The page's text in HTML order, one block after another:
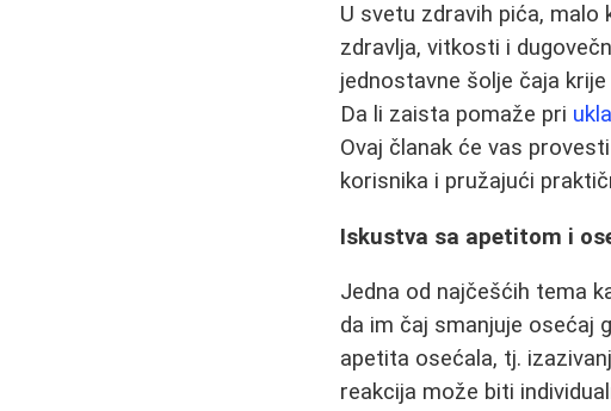
U svetu zdravih pića,
zdravlja, vitkosti i
jednostavne šolje čaja
Da li zaista pomaže pri
Ovaj članak će vas
korisnika i pružajući
Iskustva sa apetitom i
Jedna od najčešćih tema
da im čaj smanjuje osećaj
apetita osećala, tj.
reakcija može biti